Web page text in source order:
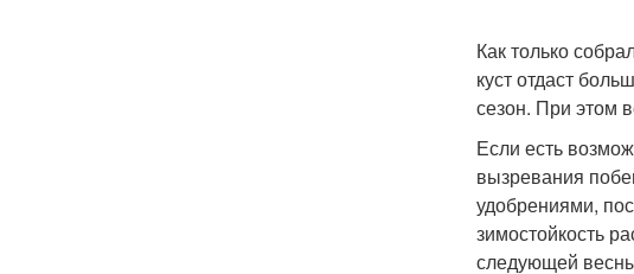
Как только
куст отдаст
сезон. При этом
Если есть
вызревания
удобрениями,
зимостойкость
следующей